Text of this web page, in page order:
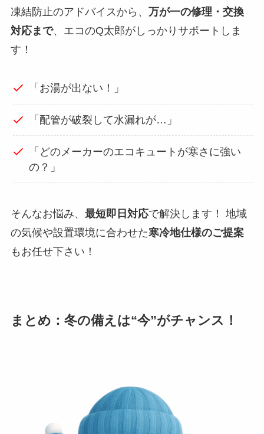
凍結防止のアドバイスから、 万が一の修理・交換
対応まで、エコのQ太郎がしっかりサポートしま
す！
「お湯が出ない！」
「配管が破裂して水漏れが…」
「どのメーカーのエコキュートが寒さに強い
の？」
そんなお悩み、 最短即日対応で解決します！ 地域
の気候や設置環境に合わせた寒冷地仕様のご提案
もお任せ下さい！
まとめ：冬の備えは“今”がチャンス！